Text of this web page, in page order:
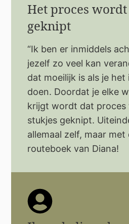
Het proces
geknipt
“Ik ben er inmiddels
jezelf zo veel kan
dat moeilijk is als je het
doen. Doordat je elke
krijgt wordt dat proces
stukjes geknipt.
allemaal zelf, maar
routeboek van Diana!